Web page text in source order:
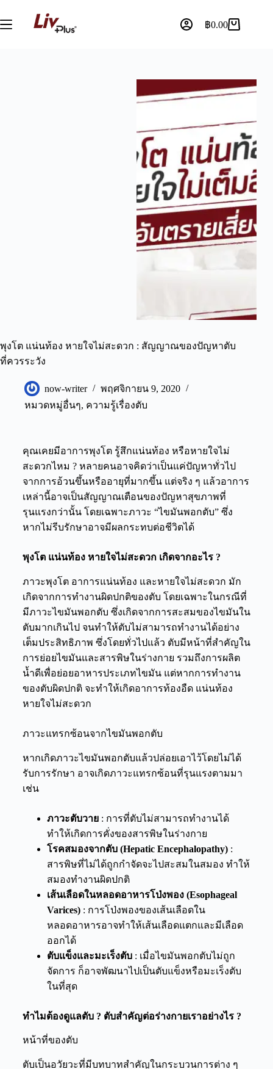
฿0.00
พุงโต แน่นท้อง หายใจไม่สะดวก : สัญญาณของปัญหาตับ
ที่ควรระวัง
now-writer
พฤศจิกายน 9, 2020
หมวดหมู่อื่นๆ, ความรู้เรื่องตับ
คุณเคยมีอาการพุงโต รู้สึกแน่นท้อง หรือหายใจไม่
สะดวกไหม ? หลายคนอาจคิดว่าเป็นแค่ปัญหาทั่วไป
จากการอ้วนขึ้นหรืออายุที่มากขึ้น แต่จริง ๆ แล้วอาการ
เหล่านี้อาจเป็นสัญญาณเตือนของปัญหาสุขภาพที่
รุนแรงกว่านั้น โดยเฉพาะภาวะ “ไขมันพอกตับ” ซึ่ง
หากไม่รีบรักษาอาจมีผลกระทบต่อชีวิตได้
พุงโต แน่นท้อง หายใจไม่สะดวกเกิดจากอะไร ?
ภาวะพุงโต อาการแน่นท้อง และหายใจไม่สะดวก มัก
เกิดจากการทำงานผิดปกติของตับ โดยเฉพาะในกรณีที่
มีภาวะไขมันพอกตับ ซึ่งเกิดจากการสะสมของไขมันใน
ตับมากเกินไป จนทำให้ตับไม่สามารถทำงานได้อย่าง
เต็มประสิทธิภาพ ซึ่งโดยทั่วไปแล้ว ตับมีหน้าที่สำคัญใน
การย่อยไขมันและสารพิษในร่างกาย รวมถึงการผลิต
น้ำดีเพื่อย่อยอาหารประเภทไขมัน แต่หากการทำงาน
ของตับผิดปกติ จะทำให้เกิดอาการท้องอืด แน่นท้อง
หายใจไม่สะดวก
ภาวะแทรกซ้อนจากไขมันพอกตับ
หากเกิดภาวะไขมันพอกตับแล้วปล่อยเอาไว้โดยไม่ได้
รับการรักษา อาจเกิดภาวะแทรกซ้อนที่รุนแรงตามมา
เช่น
ภาวะตับวาย: การที่ตับไม่สามารถทำงานได้
ทำให้เกิดการคั่งของสารพิษในร่างกาย
โรคสมองจากตับ (Hepatic Encephalopathy):
สารพิษที่ไม่ได้ถูกกำจัดจะไปสะสมในสมอง ทำให้
สมองทำงานผิดปกติ
เส้นเลือดในหลอดอาหารโป่งพอง (Esophageal
Varices): การโป่งพองของเส้นเลือดใน
หลอดอาหารอาจทำให้เส้นเลือดแตกและมีเลือด
ออกได้
ตับแข็งและมะเร็งตับ : เมื่อไขมันพอกตับไม่ถูก
จัดการ ก็อาจพัฒนาไปเป็นตับแข็งหรือมะเร็งตับ
ในที่สุด
ทำไมต้องดูแลตับ ? ตับสำคัญต่อร่างกายเราอย่างไร ?
หน้าที่ของตับ
ตับเป็นอวัยวะที่มีบทบาทสำคัญในกระบวนการต่าง ๆ